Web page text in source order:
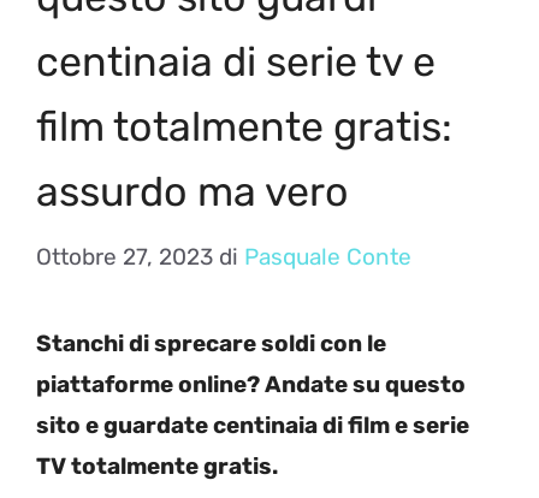
centinaia di serie tv e
film totalmente gratis:
assurdo ma vero
Ottobre 27, 2023 di Pasquale Conte
Stanchi di sprecare soldi con le
piattaforme online? Andate su questo
sito e guardate centinaia di film e serie
TV totalmente gratis.